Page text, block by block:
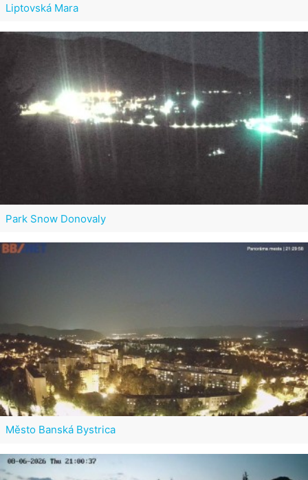
Liptovská Mara
Park Snow Donovaly
Město Banská Bystrica